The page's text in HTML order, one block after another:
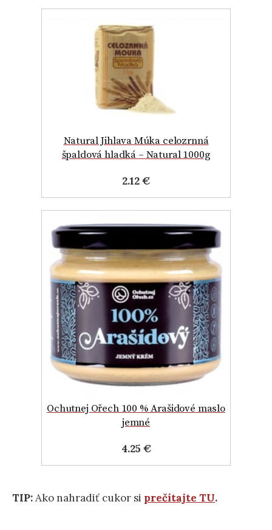
Natural Jihlava Múka celozrnná
špaldová hladká – Natural 1000g
2.12 €
Ochutnej Ořech 100 % Arašidové maslo
jemné
4.25 €
TIP:Ako nahradiť cukor si prečítajte TU.